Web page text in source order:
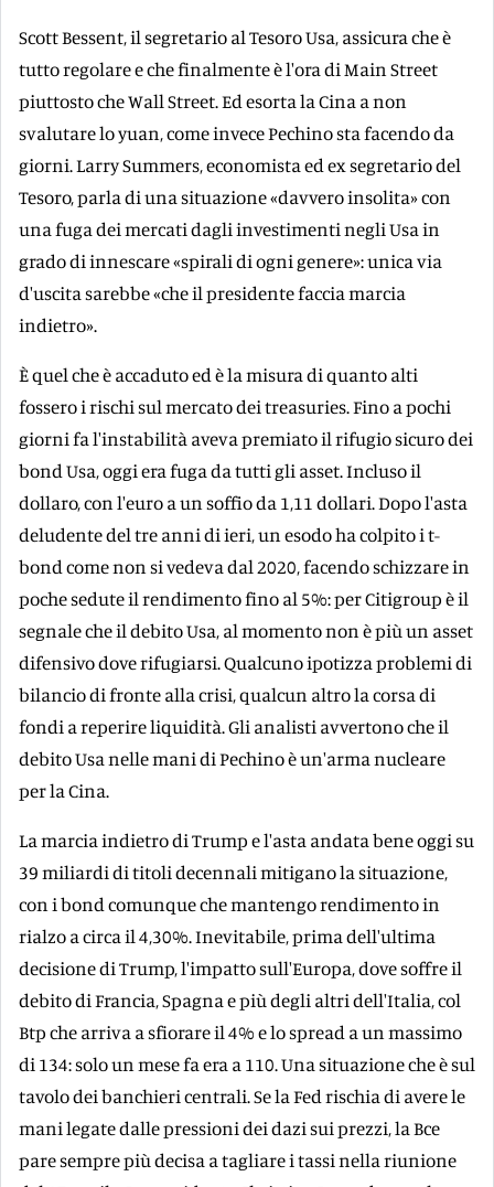
Scott Bessent, il segretario al Tesoro Usa, assicura che è
tutto regolare e che finalmente è l'ora di Main Street
piuttosto che Wall Street. Ed esorta la Cina a non
svalutare lo yuan, come invece Pechino sta facendo da
giorni. Larry Summers, economista ed ex segretario del
Tesoro, parla di una situazione «davvero insolita» con
una fuga dei mercati dagli investimenti negli Usa in
grado di innescare «spirali di ogni genere»: unica via
d'uscita sarebbe «che il presidente faccia marcia
indietro».
È quel che è accaduto ed è la misura di quanto alti
fossero i rischi sul mercato dei treasuries. Fino a pochi
giorni fa l'instabilità aveva premiato il rifugio sicuro dei
bond Usa, oggi era fuga da tutti gli asset. Incluso il
dollaro, con l'euro a un soffio da 1,11 dollari. Dopo l'asta
deludente del tre anni di ieri, un esodo ha colpito i t-
bond come non si vedeva dal 2020, facendo schizzare in
poche sedute il rendimento fino al 5%: per Citigroup è il
segnale che il debito Usa, al momento non è più un asset
difensivo dove rifugiarsi. Qualcuno ipotizza problemi di
bilancio di fronte alla crisi, qualcun altro la corsa di
fondi a reperire liquidità. Gli analisti avvertono che il
debito Usa nelle mani di Pechino è un'arma nucleare
per la Cina.
La marcia indietro di Trump e l'asta andata bene oggi su
39 miliardi di titoli decennali mitigano la situazione,
con i bond comunque che mantengo rendimento in
rialzo a circa il 4,30%. Inevitabile, prima dell'ultima
decisione di Trump, l'impatto sull'Europa, dove soffre il
debito di Francia, Spagna e più degli altri dell'Italia, col
Btp che arriva a sfiorare il 4% e lo spread a un massimo
di 134: solo un mese fa era a 110. Una situazione che è sul
tavolo dei banchieri centrali. Se la Fed rischia di avere le
mani legate dalle pressioni dei dazi sui prezzi, la Bce
pare sempre più decisa a tagliare i tassi nella riunione